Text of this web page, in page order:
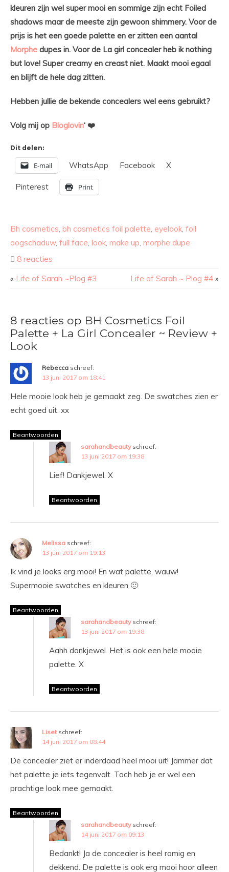
kleuren zijn wel super mooi en sommige zijn echt Foiled
shadows maar de meeste zijn gewoon shimmery. Voor de
prijs is het een goede palette en er zitten een aantal
Morphe dupes in. Voor de La girl concealer heb ik nothing
but love! Super creamy en creast niet. Maakt mooi egaal
en blijft de hele dag zitten.
Hebben jullie de bekende concealers wel eens gebruikt?
Volg mij op Bloglovin‘ ❤️
Dit delen:
E-mail WhatsApp Facebook X
Pinterest Print
Bh cosmetics bh cosmetics foil palette eyelook foil
oogschaduw, full face look make up morphe dupe
8 reacties
« Life of Sarah ~Plog #3 Life of Sarah ~ Plog #4 »
8 reacties op BH Cosmetics Foil
Palette + La Girl Concealer ~ Review +
Look
Rebecca schreef:
13 juni 2017 om 18:41
Hele mooie look heb je gemaakt zeg. De swatches zien er
echt goed uit. xx
Beantwoorden
sarahandbeauty schreef:
13 juni 2017 om 19:38
Lief! Dankjewel. X
Beantwoorden
Melissa schreef:
13 juni 2017 om 19:13
Ik vind je looks erg mooi! En wat palette, wauw!
Supermooie swatches en kleuren 🙂
Beantwoorden
sarahandbeauty schreef:
13 juni 2017 om 19:38
Aahh dankjewel. Het is ook een hele mooie
palette. X
Beantwoorden
Liset schreef:
14 juni 2017 om 08:44
De concealer ziet er inderdaad heel mooi uit! Jammer dat
het palette je iets tegenvalt. Toch heb je er wel een
prachtige look mee gemaakt.
Beantwoorden
sarahandbeauty schreef:
14 juni 2017 om 09:13
Bedankt! Ja de concealer is heel romig en
dekkend. De palette is ook erg mooi hoor alleen